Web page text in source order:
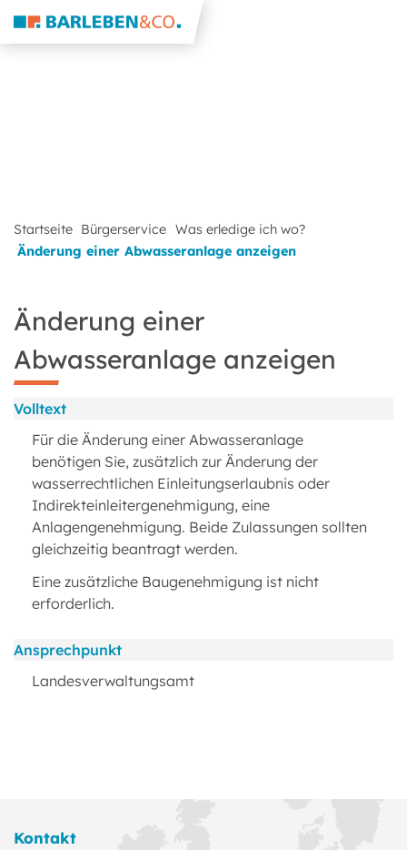
Startseite Bürgerservice Was erledige ich wo?
Änderung einer Abwasseranlage anzeigen
Änderung einer
Abwasseranlage anzeigen
Volltext
Für die Änderung einer Abwasseranlage
benötigen Sie, zusätzlich zur Änderung der
wasserrechtlichen Einleitungserlaubnis oder
Indirekteinleitergenehmigung, eine
Anlagengenehmigung. Beide Zulassungen sollten
gleichzeitig beantragt werden.
Eine zusätzliche Baugenehmigung ist nicht
erforderlich.
Ansprechpunkt
Landesverwaltungsamt
Kontakt